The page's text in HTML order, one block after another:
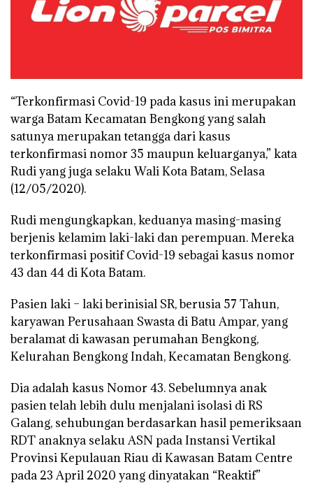
“Terkonfirmasi Covid-19 pada kasus ini merupakan
warga Batam Kecamatan Bengkong yang salah
satunya merupakan tetangga dari kasus
terkonfirmasi nomor 35 maupun keluarganya,” kata
Rudi yang juga selaku Wali Kota Batam, Selasa
(12/05/2020).
Rudi mengungkapkan, keduanya masing-masing
berjenis kelamim laki-laki dan perempuan. Mereka
terkonfirmasi positif Covid-19 sebagai kasus nomor
43 dan 44 di Kota Batam.
Pasien laki – laki berinisial SR, berusia 57 Tahun,
karyawan Perusahaan Swasta di Batu Ampar, yang
beralamat di kawasan perumahan Bengkong,
Kelurahan Bengkong Indah, Kecamatan Bengkong.
Dia adalah kasus Nomor 43. Sebelumnya anak
pasien telah lebih dulu menjalani isolasi di RS
Galang, sehubungan berdasarkan hasil pemeriksaan
RDT anaknya selaku ASN pada Instansi Vertikal
Provinsi Kepulauan Riau di Kawasan Batam Centre
pada 23 April 2020 yang dinyatakan “Reaktif”